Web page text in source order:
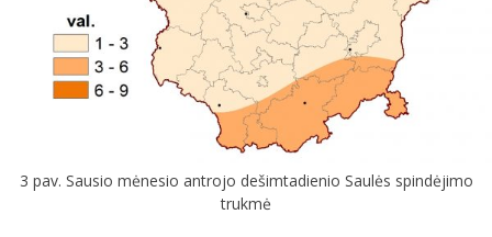
3 pav. Sausio mėnesio antrojo dešimtadienio Saulės spindėjimo
trukmė